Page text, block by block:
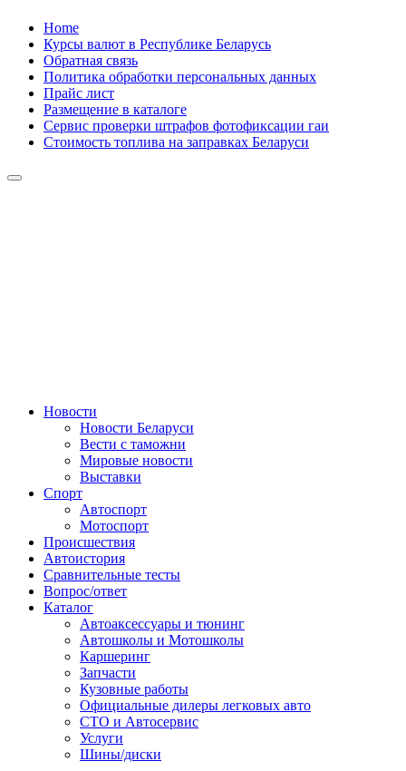
Skip
content
Home
Курсы валют в Республике Беларусь
Обратная связь
Политика обработки персональных данных
Прайс лист
Размещение в каталоге
Сервис проверки штрафов фотофиксации гаи
Стоимость топлива на заправках Беларуси
Сайт про автомобили
Новости
Новости Беларуси
Вести с таможни
Мировые новости
Выставки
Спорт
Автоспорт
Мотоспорт
Происшествия
Автоистория
Сравнительные тесты
Вопрос/ответ
Каталог
Автоакcессуары и тюнинг
Автошколы и Мотошколы
Каршеринг
Запчасти
Кузовные работы
Официальные дилеры легковых авто
СТО и Автосервис
Услуги
Шины/диски